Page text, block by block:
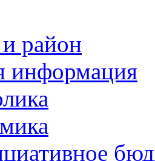
район
информация